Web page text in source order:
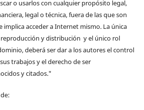
o usarlos con cualquier propósito legal,
legal o técnica, fuera de las que son
implica acceder a Internet mismo. La única
y distribución y el único rol
deberá ser dar a los autores el control
trabajos y el derecho de ser
y citados."